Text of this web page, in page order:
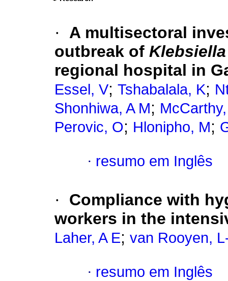
·
A multisectoral
outbreak of
regional hospital in
Essel, V; Tshabalala, K;
Shonhiwa, A M;
Perovic, O; Hlonipho, M;
· resumo em Inglês
·
Compliance with
workers in the
Laher, A E; van Rooyen,
· resumo em Inglês